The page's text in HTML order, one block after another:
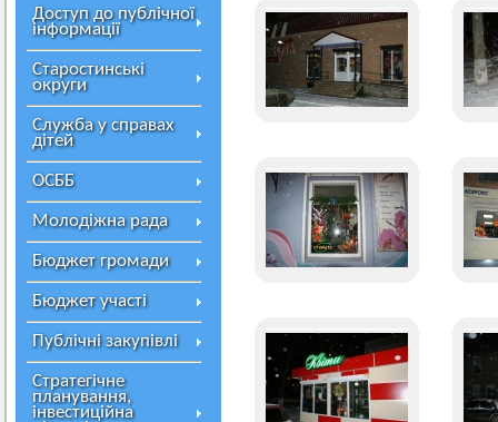
Доступ до публічної
інформації
Старостинські
округи
Служба у справах
дітей
ОСББ
Молодіжна рада
Бюджет громади
Бюджет участі
Публічні закупівлі
Стратегічне
планування,
інвестиційна